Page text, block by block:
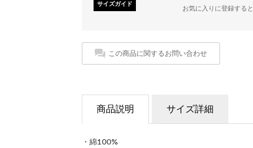
サイズガイド
お気に入りに登録すると
この商品に関するお問い合わせ
商品説明 サイズ詳細
・綿100%